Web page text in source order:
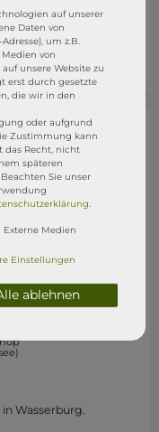
bleibt natürlich
derDR. SUP
Wasserburg.
auf unserer
Daten von
um z.B.
von
unsere Website zu
erst durch gesetzte
die wir in den
oder aufgrund
Zustimmung kann
das Recht, nicht
späteren
Sie unser
Externe Medien
Einstellungen
ablehnen